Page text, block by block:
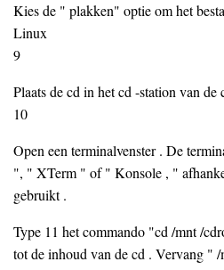
Kies de " plakken" optie om het
Linux
9
Plaats de cd in het cd -station van de
10
Open een terminalvenster . De
", " XTerm " of " Konsole , "
gebruikt .
Type 11 het commando "cd /mnt /
tot de inhoud van de cd . Vervang "